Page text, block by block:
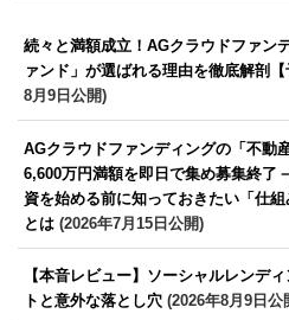
続々と満額成立！AGクラウドファン
ァンド」が選ばれる理由を徹底解剖【
8月9日公開)
AGクラウドファンディングの「不動
6,600万円満額を即日で集め募集終了
資を始める前に知っておきたい「仕
とは (2026年7月15日公開)
【本音レビュー】ソーシャルレンデ
トと意外な落とし穴 (2026年8月9日公